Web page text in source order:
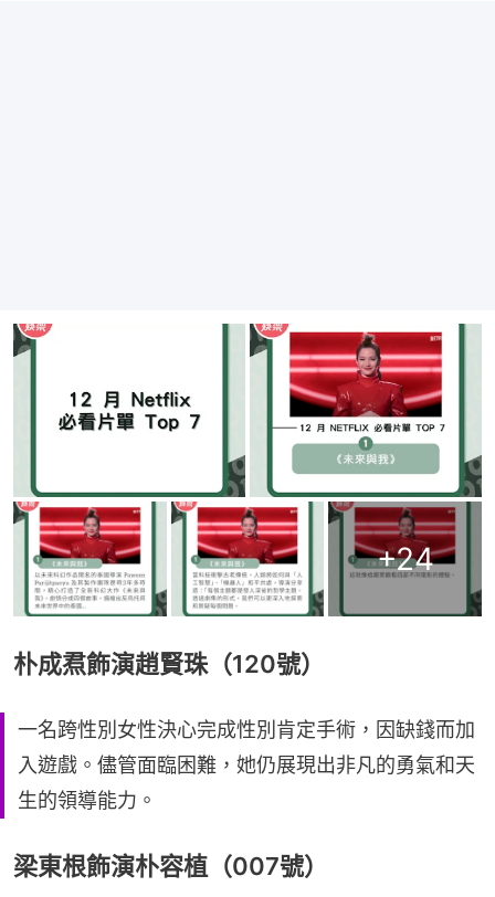
+24
朴成焄飾演趙賢珠（120號）
一名跨性別女性決心完成性別肯定手術，因缺錢而加
入遊戲。儘管面臨困難，她仍展現出非凡的勇氣和天
生的領導能力。
梁東根飾演朴容植（007號）